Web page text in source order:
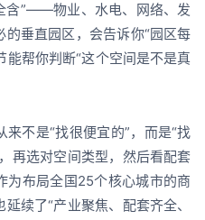
含”——物业、水电、网络、发
垂直园区，会告诉你“园区每
帮你判断“这个空间是不是真
不是“找很便宜的”，而是“找
再选对空间类型，然后看配套
为布局全国25个核心城市的商
续了“产业聚焦、配套齐全、